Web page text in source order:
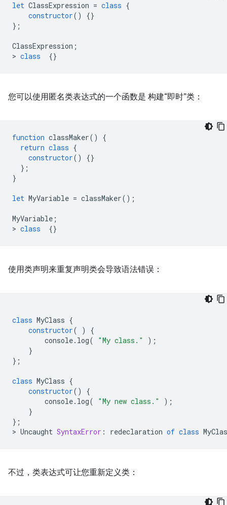
let ClassExpression = class {
constructor()
{}
};
ClassExpression ;
> class {}
您可以使用匿名类表达式的一个函数是 构建“即时”类：
function classMaker()
{
return class {
constructor()
{}
};
}
let MyVariable = classMaker();
MyVariable ;
> class {}
使用类声明来重复声明类会导致语法错误：
class MyClass {
constructor( )
{
console. log( "My class."
);
}
};
class MyClass {
constructor()
{
console. log( "My new class."
);
}
};
> Uncaught SyntaxError : redeclaration of class
不过，类表达式可让您重新定义类：